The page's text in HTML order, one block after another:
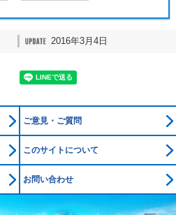
2016年3月4日
ご意見・ご質問
このサイトについて
お問い合わせ